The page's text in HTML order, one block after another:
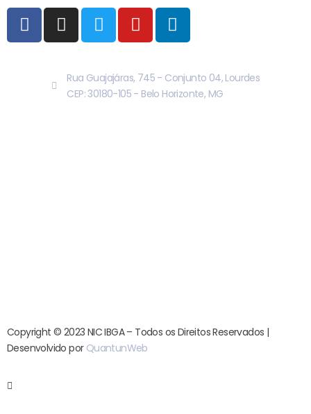
Rua Guajajáras, 745 - Conjunto 04, Lourdes
CEP: 30180-105 - Belo Horizonte, MG
Copyright © 2023 NIC IBGA – Todos os Direitos Reservados |
Desenvolvido por QuantunWeb